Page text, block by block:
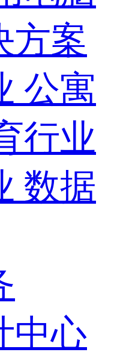
方案
公寓
行业
数据
中心